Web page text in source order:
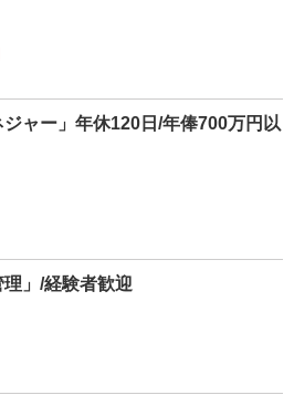
ジャー」年休120日/年俸700万円以
」/経験者歓迎